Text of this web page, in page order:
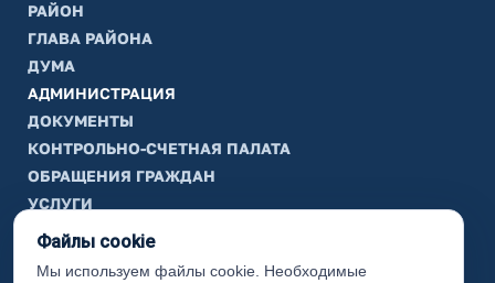
РАЙОН
ГЛАВА РАЙОНА
ДУМА
АДМИНИСТРАЦИЯ
ДОКУМЕНТЫ
КОНТРОЛЬНО-СЧЕТНАЯ ПАЛАТА
ОБРАЩЕНИЯ ГРАЖДАН
УСЛУГИ
ТИК
ИНФОРМАЦИЯ
Файлы cookie
Мы используем файлы cookie. Необходимые